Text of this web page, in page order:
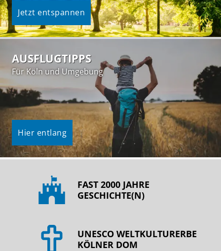
Jetzt entspannen
AUSFLUGTIPPS
Für Köln und Umgebung
Hier entlang
FAST 2000 JAHRE
GESCHICHTE(N)
UNESCO WELTKULTURERBE
KÖLNER DOM